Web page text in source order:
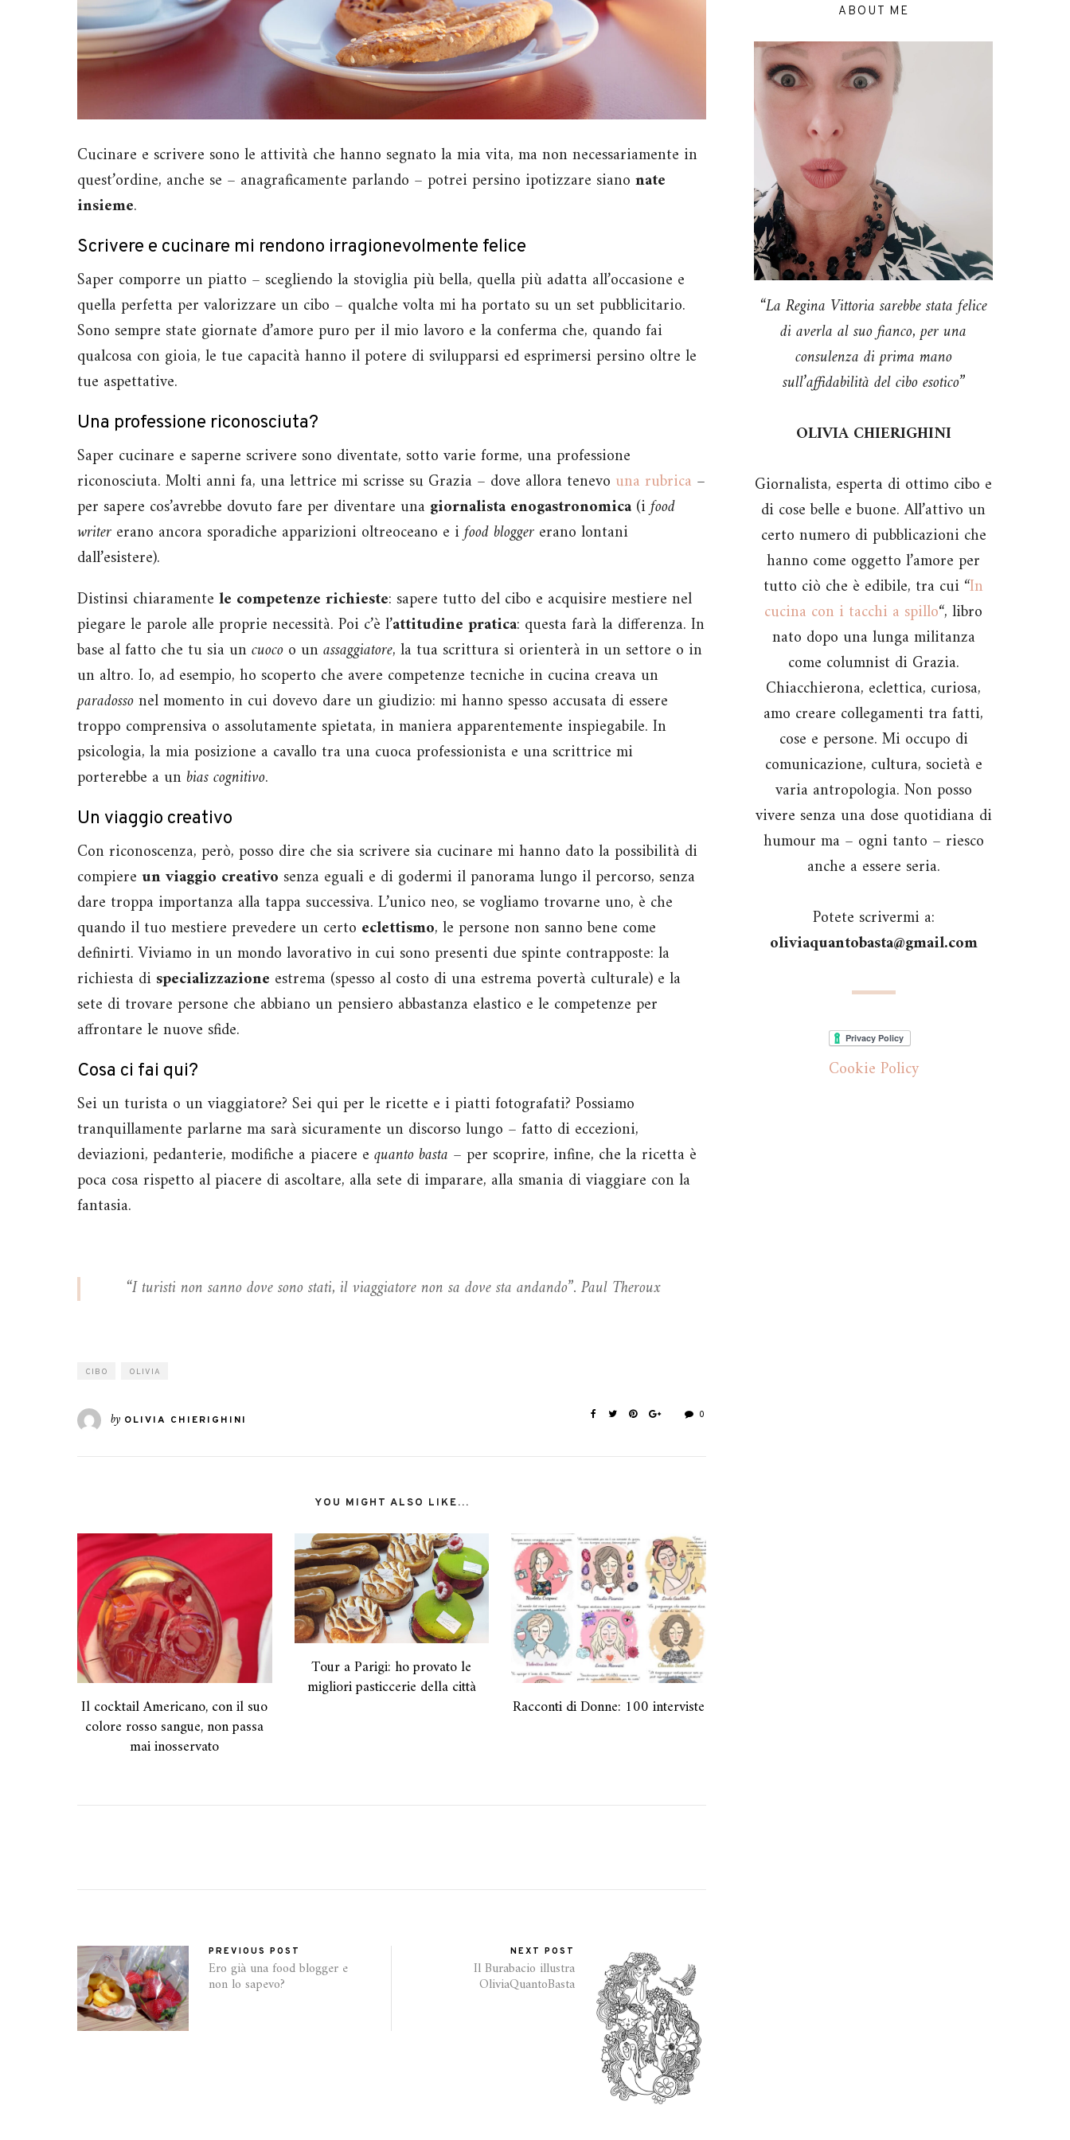
Cucinare e scrivere sono le attività che hanno segnato la mia vita, ma non necessariamente in
quest’ordine, anche se – anagraficamente parlando – potrei persino ipotizzare siano nate
insieme.
Scrivere e cucinare mi rendono irragionevolmente felice
Saper comporre un piatto – scegliendo la stoviglia più bella, quella più adatta all’occasione e
quella perfetta per valorizzare un cibo – qualche volta mi ha portato su un set pubblicitario.
Sono sempre state giornate d’amore puro per il mio lavoro e la conferma che, quando fai
qualcosa con gioia, le tue capacità hanno il potere di svilupparsi ed esprimersi persino oltre le
tue aspettative.
Una professione riconosciuta?
Saper cucinare e saperne scrivere sono diventate, sotto varie forme, una professione
riconosciuta. Molti anni fa, una lettrice mi scrisse su Grazia – dove allora tenevo una rubrica –
per sapere cos’avrebbe dovuto fare per diventare una giornalista enogastronomica (ifood
writer erano ancora sporadiche apparizioni oltreoceano e ifood blogger erano lontani
dall’esistere).
Distinsi chiaramente le competenze richieste: sapere tutto del cibo e acquisire mestiere nel
piegare le parole alle proprie necessità. Poi c’è l’attitudine pratica: questa farà la differenza. In
base al fatto che tu sia uncuoco o unassaggiatore, la tua scrittura si orienterà in un settore o in
un altro. Io, ad esempio, ho scoperto che avere competenze tecniche in cucina creava un
paradossonel momento in cui dovevo dare un giudizio: mi hanno spesso accusata di essere
troppo comprensiva o assolutamente spietata, in maniera apparentemente inspiegabile. In
psicologia, la mia posizione a cavallo tra una cuoca professionista e una scrittrice mi
porterebbe a unbias cognitivo.
Un viaggio creativo
Con riconoscenza, però, posso dire che sia scrivere sia cucinare mi hanno dato la possibilità di
compiere un viaggio creativo senza eguali e di godermi il panorama lungo il percorso, senza
dare troppa importanza alla tappa successiva. L’unico neo, se vogliamo trovarne uno, è che
quando il tuo mestiere prevedere un certo eclettismo, le persone non sanno bene come
definirti. Viviamo in un mondo lavorativo in cui sono presenti due spinte contrapposte: la
richiesta di specializzazione estrema (spesso al costo di una estrema povertà culturale) e la
sete di trovare persone che abbiano un pensiero abbastanza elastico e le competenze per
affrontare le nuove sfide.
Cosa ci fai qui?
Sei un turista o un viaggiatore? Sei qui per le ricette e i piatti fotografati? Possiamo
tranquillamente parlarne ma sarà sicuramente un discorso lungo – fatto di eccezioni,
deviazioni, pedanterie, modifiche a piacere e quanto basta – per scoprire, infine, che la ricetta è
poca cosa rispetto al piacere di ascoltare, alla sete di imparare, alla smania di viaggiare con la
fantasia.
“I turisti non sanno dove sono stati, il viaggiatore non sa dove sta andando”. Paul Theroux
CIBO OLIVIA
by OLIVIA CHIERIGHINI 0
YOU MIGHT ALSO LIKE...
Il cocktail Americano, con il suo
colore rosso sangue, non passa
mai inosservato
Tour a Parigi: ho provato le
migliori pasticcerie della città
Racconti di Donne: 100 interviste
PREVIOUS POST
Ero già una food blogger e
non lo sapevo?
NEXT POST
Il Burabacio illustra
OliviaQuantoBasta
ABOUT ME
“La Regina Vittoria sarebbe stata felice
di averla al suo fianco, per una
consulenza di prima mano
sull’affidabilità del cibo esotico”
OLIVIA CHIERIGHINI
Giornalista, esperta di ottimo cibo e
di cose belle e buone. All’attivo un
certo numero di pubblicazioni che
hanno come oggetto l’amore per
tutto ciò che è edibile, tra cui “In
cucina con i tacchi a spillo“, libro
nato dopo una lunga militanza
come columnist di Grazia.
Chiacchierona, eclettica, curiosa,
amo creare collegamenti tra fatti,
cose e persone. Mi occupo di
comunicazione, cultura, società e
varia antropologia. Non posso
vivere senza una dose quotidiana di
humour ma – ogni tanto – riesco
anche a essere seria.
Potete scrivermi a:
oliviaquantobasta@gmail.com
Cookie Policy